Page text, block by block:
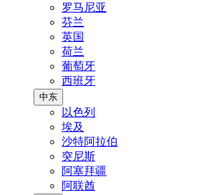
罗马尼亚
芬兰
英国
荷兰
葡萄牙
西班牙
中东
以色列
埃及
沙特阿拉伯
突尼斯
阿塞拜疆
阿联酋